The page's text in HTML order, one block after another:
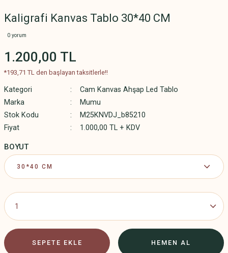
Kaligrafi Kanvas Tablo 30*40 CM
0 yorum
1.200,00 TL
*193,71 TL den başlayan taksitlerle!!
Kategori
Cam Kanvas Ahşap Led Tablo
Marka
Mumu
Stok Kodu
M25KNVDJ_b85210
Fiyat
1.000,00 TL + KDV
BOYUT
SEPETE EKLE HEMEN AL